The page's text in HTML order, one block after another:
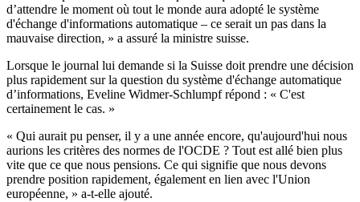
d’attendre le moment où tout le monde aura adopté le système
d'échange d'informations automatique – ce serait un pas dans la
mauvaise direction, » a assuré la ministre suisse.
Lorsque le journal lui demande si la Suisse doit prendre une décision
plus rapidement sur la question du système d'échange automatique
d’informations, Eveline Widmer-Schlumpf répond : « C'est
certainement le cas. »
« Qui aurait pu penser, il y a une année encore, qu'aujourd'hui nous
aurions les critères des normes de l'OCDE ? Tout est allé bien plus
vite que ce que nous pensions. Ce qui signifie que nous devons
prendre position rapidement, également en lien avec l'Union
européenne, » a-t-elle ajouté.